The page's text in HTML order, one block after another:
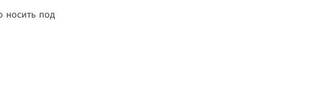
носить под